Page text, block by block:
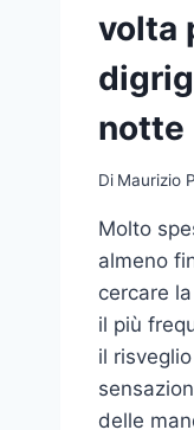
volta
notte
Di Maurizio
Molto
almeno
cercare
il più
il
delle